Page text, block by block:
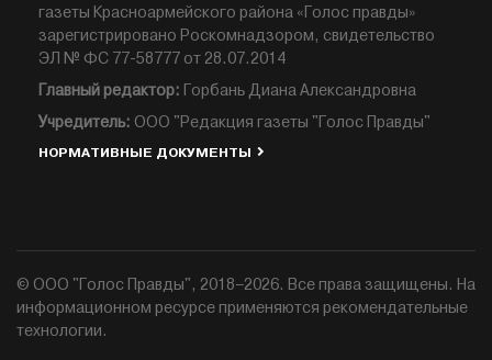
газеты Красноармейского района «Голос правды»
зарегистрировано Роскомнадзором, свидетельство
ЭЛ № ФС 77-58777 от 28.07.2014
Главный редактор: Горбань Диана Александровна
Учредитель: ООО "Редакция газеты "Голос Правды"
НОРМАТИВНЫЕ ДОКУМЕНТЫ
© ООО "Голос Правды", 2018–2026. Все права защищены. На
информационном ресурсе применяются рекомендательные
технологии.